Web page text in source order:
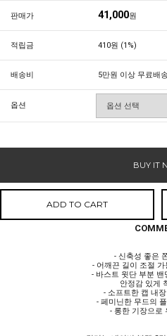
판매가 41,000원
적립금 410원 (1%)
배송비 5만원 이상 무료배송
옵션
BUY IT
ADD TO CART
- 신축성 좋은
- 어깨끈 길이 조절
- 바스트 윗단 부분 밴
안정감 있게
- 소프트한 캡 내
- 페미닌한 무드의
- 롱한 기장으로